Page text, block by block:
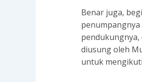
Benar juga,
penumpangnya
pendukungnya,
diusung oleh
untuk